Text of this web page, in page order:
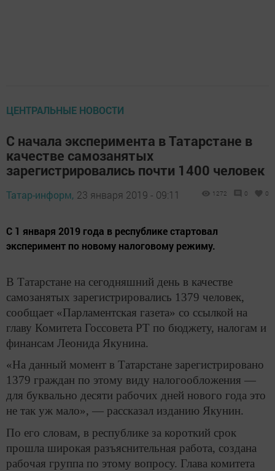
ЦЕНТРАЛЬНЫЕ НОВОСТИ
С начала эксперимента в Татарстане в
качестве самозанятых
зарегистрировались почти 1400 человек
Татар-информ, 23 января 2019 - 09:11 1272 0 0
С 1 января 2019 года в республике стартовал
эксперимент по новому налоговому режиму.
В Татарстане на сегодняшний день в качестве
самозанятых зарегистрировались 1379 человек,
сообщает «Парламентская газета» со ссылкой на
главу Комитета Госсовета РТ по бюджету, налогам и
финансам Леонида Якунина.
«На данный момент в Татарстане зарегистрировано
1379 граждан по этому виду налогообложения —
для буквально десяти рабочих дней нового года это
не так уж мало», — рассказал изданию Якунин.
По его словам, в республике за короткий срок
прошла широкая разъяснительная работа, создана
рабочая группа по этому вопросу. Глава комитета